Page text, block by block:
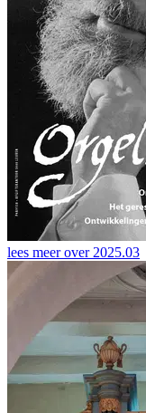
lees meer over2025.03